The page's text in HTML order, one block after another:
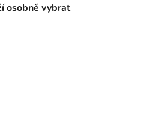
osobně vybrat